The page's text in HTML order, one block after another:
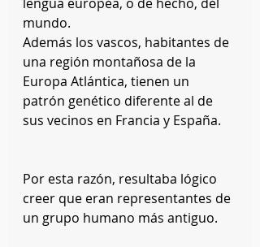
mundo.
Además los vascos, habitantes de
una región montañosa de la
Europa Atlántica, tienen un
patrón genético diferente al de
sus vecinos en Francia y España.
Por esta razón, resultaba lógico
creer que eran representantes de
un grupo humano más antiguo.